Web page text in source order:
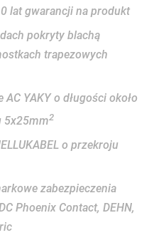
lat gwarancji na produkt
pokryty blachą
trapezowych
YAKY o długości około
5x25mm2
o przekroju
zabezpieczenia
Phoenix Contact, DEHN,